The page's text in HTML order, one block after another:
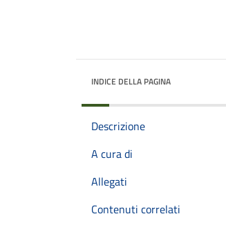
INDICE DELLA PAGINA
Descrizione
A cura di
Allegati
Contenuti correlati